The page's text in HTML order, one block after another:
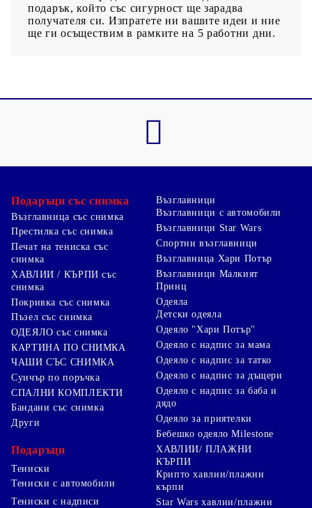
подарък, който със сигурност ще зарадва
получателя си. Изпратете ни вашите идеи и ние
ще ги осъществим в рамките на 5 работни дни.
Подаръци със снимка
Възглавница със снимка
Престилка със снимка
Печат на тениска със
снимка
ХАВЛИИ / КЪРПИ със
снимка
Покривка със снимка
Пъзел със снимка
ОДЕЯЛО със снимка
КАРТИНА ПО СНИМКА
ЧАШИ СЪС СНИМКА
Суичър по поръчка
СПАЛНИ КОМПЛЕКТИ
Бандани със снимка
Други
Подаръци
Тениски
Тениски с автомобили
Тениски с надписи
Възглавници
Възглавници с автомобили
Възглавници Star Wars
Спортни възглавници
Възглавница Хари Потър
Възглавници Малкият
Принц
Одеяла
Детски одеяла
Одеяло "Хари Потър"
Одеяло с надпис за мама
Одеяло с надпис за татко
Одеяло с надпис за дъщери
Одеяло с надпис за баба и
дядо
Одеяло за приятелки
Бебешко одеяло Milestone
ХАВЛИИ/ ПЛАЖНИ
КЪРПИ
Крипто хавлии/плажни
кърпи
Star Wars хавлии/плажни